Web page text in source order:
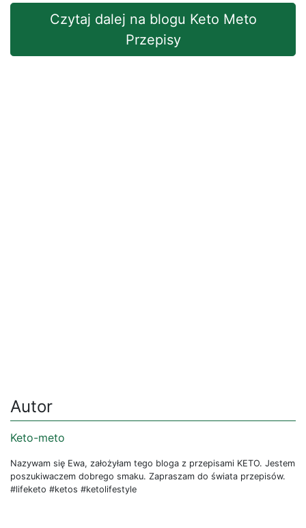
Czytaj dalej na blogu Keto Meto
Przepisy
Autor
Keto-meto
Nazywam się Ewa, założyłam tego bloga z przepisami KETO. Jestem
poszukiwaczem dobrego smaku. Zapraszam do świata przepisów.
#lifeketo #ketos #ketolifestyle